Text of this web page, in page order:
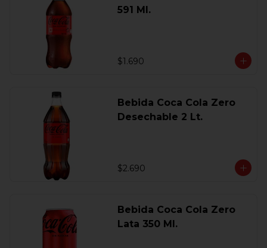
591 Ml.
$1.690
Bebida Coca Cola Zero
Desechable 2 Lt.
$2.690
Bebida Coca Cola Zero
Lata 350 Ml.